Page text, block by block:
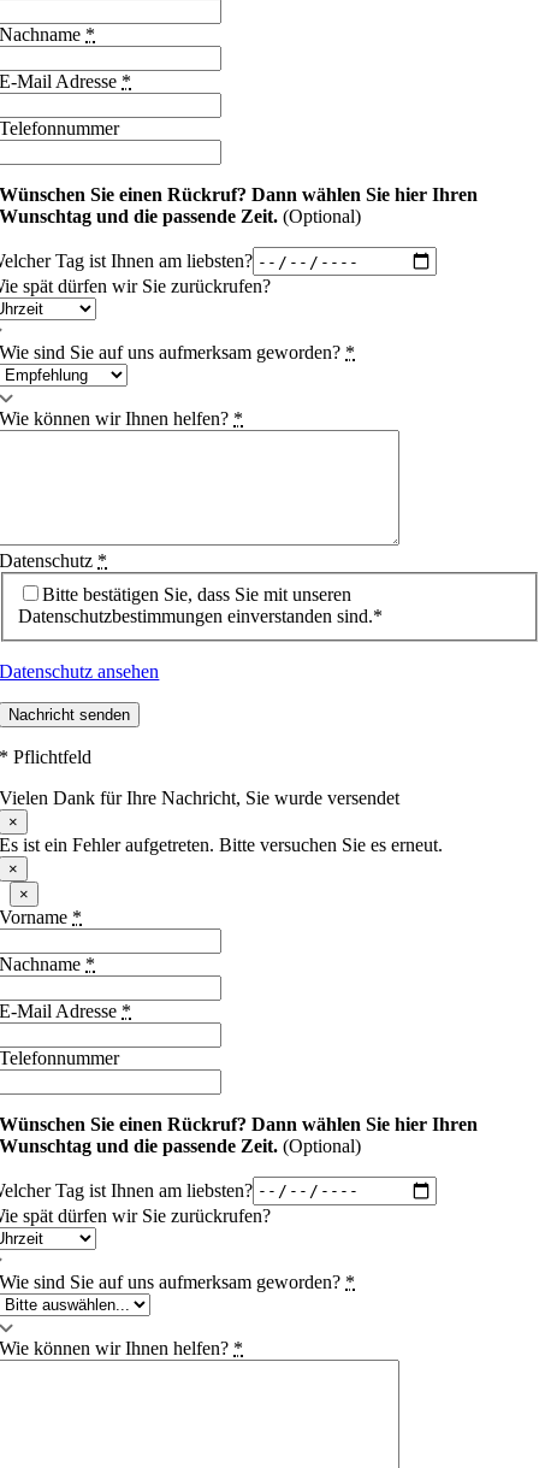
Nachname *
E-Mail Adresse *
Telefonnummer
Wünschen Sie einen Rückruf? Dann wählen Sie hier Ihren
Wunschtag und die passende Zeit.(Optional)
Tag ist Ihnen am liebsten?
spät dürfen wir Sie zurückrufen?
Wie sind Sie auf uns aufmerksam geworden? *
Wie können wir Ihnen helfen? *
Datenschutz *
Bitte bestätigen Sie, dass Sie mit unseren
Datenschutzbestimmungen einverstanden sind.*
Datenschutz ansehen
Nachricht senden
* Pflichtfeld
Vielen Dank für Ihre Nachricht, Sie wurde versendet
×
Es ist ein Fehler aufgetreten. Bitte versuchen Sie es erneut.
×
×
Vorname *
Nachname *
E-Mail Adresse *
Telefonnummer
Wünschen Sie einen Rückruf? Dann wählen Sie hier Ihren
Wunschtag und die passende Zeit.(Optional)
Tag ist Ihnen am liebsten?
spät dürfen wir Sie zurückrufen?
Wie sind Sie auf uns aufmerksam geworden? *
Wie können wir Ihnen helfen? *